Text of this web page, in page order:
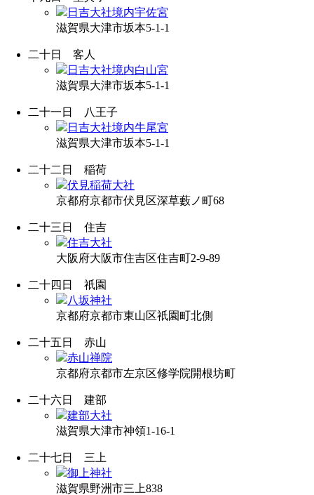
日吉大社境内宇佐宮
滋賀県大津市坂本5-1-1
二十日
客人
日吉大社境内白山宮
滋賀県大津市坂本5-1-1
二十一日
八王子
日吉大社境内牛尾宮
滋賀県大津市坂本5-1-1
二十二日
稲荷
伏見稲荷大社
京都府京都市伏見区深草藪ノ町68
二十三日
住吉
住吉大社
大阪府大阪市住吉区住吉町2-9-89
二十四日
祇園
八坂神社
京都府京都市東山区祇園町北側
二十五日
赤山
赤山禅院
京都府京都市左京区修学院開根坊町
二十六日
建部
建部大社
滋賀県大津市神領1-16-1
二十七日
三上
御上神社
滋賀県野洲市三上838